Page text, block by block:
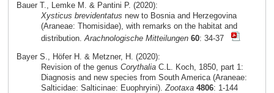
Bauer T., Lemke M. & Pantini P. (2020):
Xysticus brevidentatus new to Bosnia and Herzegovina
(Araneae: Thomisidae), with remarks on the habitat and
distribution.Arachnologische Mitteilungen 60: 34-37
Bayer S., Höfer H. & Metzner, H. (2020):
Revision of the genus CorythaliaC.L. Koch, 1850, part 1:
Diagnosis and new species from South America (Araneae:
Salticidae: Salticinae: Euophryini). Zootaxa 4806: 1-144